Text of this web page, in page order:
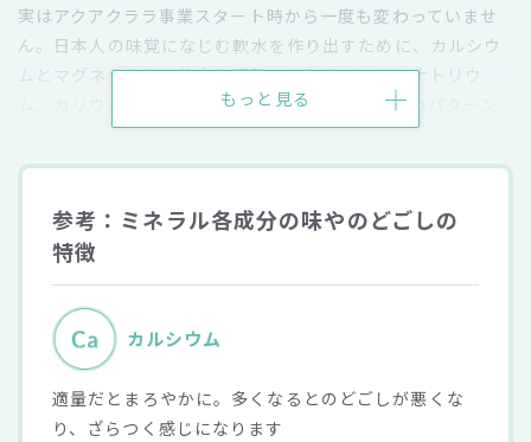
もっと見る
実はアクアクララ事業スタート時から一度も変わっていませ
ん。日本人の味覚になじむ軟水を作り出すために、カルシウ
ムとマグネシウムの比率を調整、それをベースにナトリウ
ム、カリウムの比率を変えながら加えて、数百ものパターン
を試して出来上がりました。
アクアクララが考えるベストな配合であるとともに、それは
ます。参考：ミネラル各成分の味やのどごしの
特徴
カルシウム
適量だとまろやかに。多くなるとのどごしが悪くな
り、ざらつく感じになります